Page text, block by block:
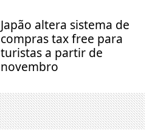
Japão altera sistema de
compras tax free para
turistas a partir de
novembro